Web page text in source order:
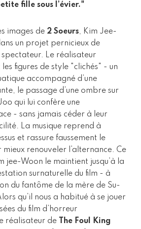
fille sous l’évier."
images de 2 Soeurs, Kim Jee-
un projet pernicieux de
Le réalisateur
figures de style "clichés" - un
accompagné d’une
le passage d’une ombre sur
qui lui confère une
- sans jamais céder à leur
La musique reprend à
et rassure faussement le
renouveler l’alternance. Ce
jee-Woon le maintient jusqu’à la
surnaturelle du film - à
du fantôme de la mère de Su-
qu’il nous a habitué à se jouer
du film d’horreur
réalisateur de
The Foul King